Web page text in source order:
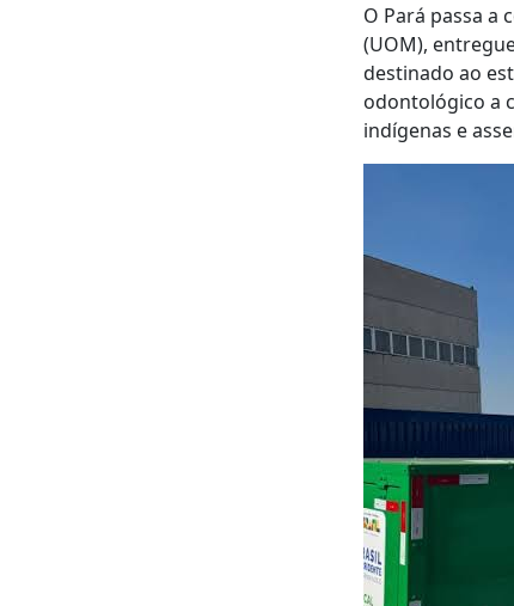
O Pará passa a
(UOM),
destinado ao
odontológico a
indígenas e